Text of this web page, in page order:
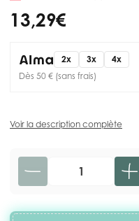
13,29 €
2x 3x
4x
Dès 50 € (sans frais)
Voir la description complète
Quantité